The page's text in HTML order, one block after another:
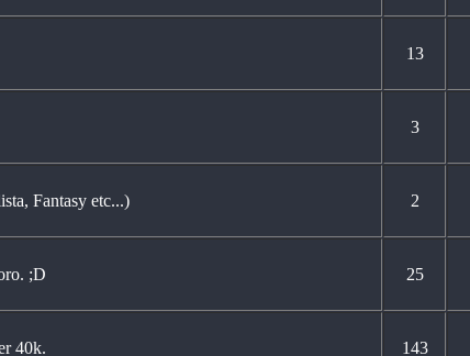
13
3
Fantasy etc...)
2
;D
25
40k.
143